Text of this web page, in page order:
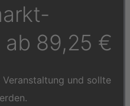
ab 89,25 €
und sollte